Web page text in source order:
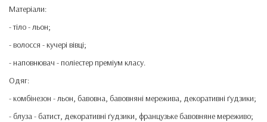
Матеріали:
- тіло - льон;
- волосся - кучері вівці;
- наповнювач - поліестер преміум класу.
Одяг:
- комбінезон - льон, бавовна, бавовняні мережива, декоративні ґудзики;
- блуза - батист, декоративні ґудзики, французьке бавовняне мереживо;